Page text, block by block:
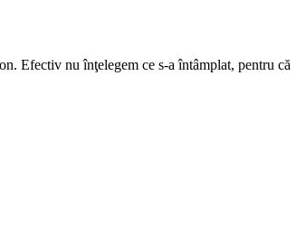
Efectiv nu înţelegem ce s-a întâmplat, pentru că